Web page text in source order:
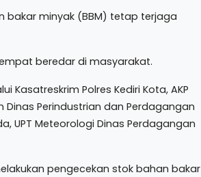
bakar minyak (BBM) tetap terjaga
beredar di masyarakat.
Kasatreskrim Polres Kediri Kota, AKP
Dinas Perindustrian dan Perdagangan
UPT Meteorologi Dinas Perdagangan
pengecekan stok bahan bakar